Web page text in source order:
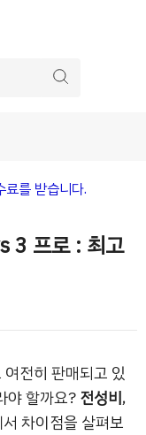
를 받습니다.
3 프로 : 최고
여전히 판매되고 있
야 할까요?전성비,
차이점을 살펴보